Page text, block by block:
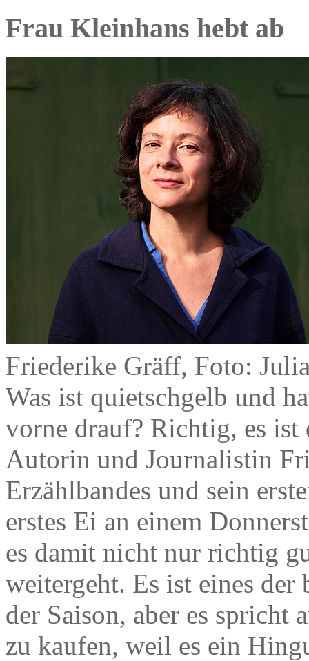
Frau Kleinhans hebt ab
Friederike Gräff, Foto:
Was ist quietschgelb und
vorne drauf? Richtig, es ist
Autorin und Journalistin
Erzählbandes und sein
erstes Ei an einem
es damit nicht nur richtig
weitergeht. Es ist eines der
der Saison, aber es spricht
zu kaufen, weil es ein